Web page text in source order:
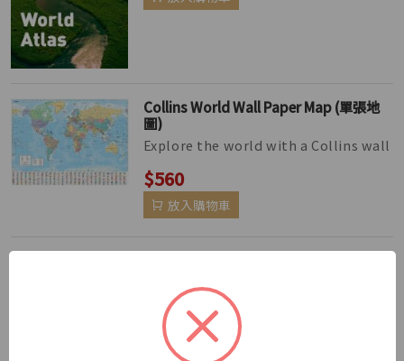
Collins World Wall Paper Map (單張地
圖)
Explore the world with a Collins wall
map Fully updated world map to
include the latest political ch...
$560
放入購物車
The Historical Atlas of the World
presents important periods and
turning points in 5,000 years of wo...
$420